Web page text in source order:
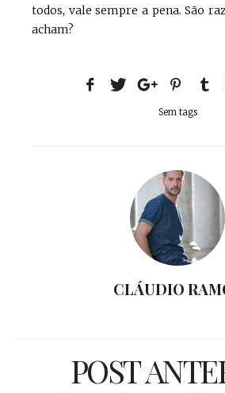
todos, vale sempre a pena. São
acham?
Sem tags
CLÁUDIO
POST